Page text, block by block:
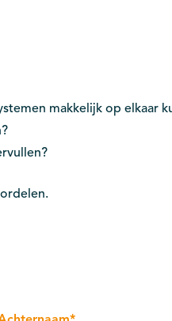
makkelijk op elkaar